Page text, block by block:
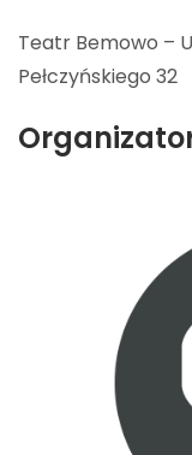
Teatr Bemowo –
Pełczyńskiego 32